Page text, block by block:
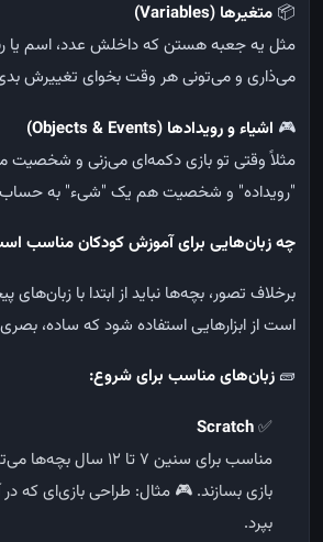
📦 متغیرها (Variables)
مثل یه جعبه هستن که داخلش عدد، اسم یا
می‌ذاری و می‌تونی هر وقت بخوای تغییرش
🎮 اشیاء و رویدادها (Objects & Events)
مثلاً وقتی تو بازی دکمه‌ای می‌زنی و شخصیت
"رویداده" و شخصیت هم یک "شیء" به حساب
چه زبان‌هایی برای آموزش کودکان مناسب
برخلاف تصور، بچه‌ها نباید از ابتدا با زبان‌های
است از ابزارهایی استفاده شود که ساده،
🧱 زبان‌های مناسب برای شروع:
✅
Scratch
مناسب برای سنین ۷ تا ۱۲ سال
بچه‌ها
بازی بسازند. 🎮 مثال: طراحی بازی‌ای که
بپرد.